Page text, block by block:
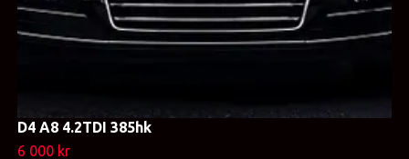
D4 A8 4.2TDI 385hk
6 000 kr